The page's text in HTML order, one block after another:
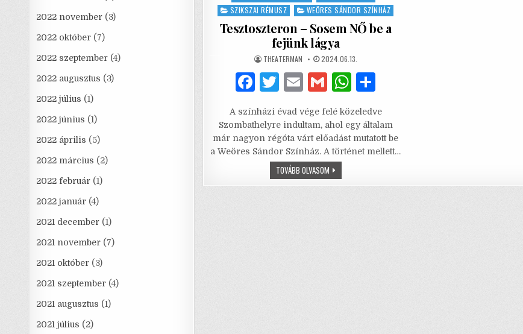
SZIKSZAI RÉMUSZ
WEÖRES SÁNDOR SZÍNHÁZ
Tesztoszteron – Sosem NŐ be a
fejünk lágya
AUTHOR:
THEATERMAN PUBLISHED
DATE:
2024.06.13.
F
c
e
b
o
T
it
te
r
E
ai
l
G
ai
l
W
at
s
A
ar
e
A színházi évad vége felé közeledve
Szombathelyre indultam, ahol egy általam
már nagyon régóta várt előadást mutatott be
a Weöres Sándor Színház. A történet mellett…
TOVÁBB OLVASOMTESZTOSZTERON
–
SOSEM
2022 november (3)
2022 október (7)
2022 szeptember (4)
2022 augusztus (3)
2022 július (1)
2022 június (1)
2022 április (5)
2022 március (2)
2022 február (1)
2022 január (4)
2021 december (1)
2021 november (7)
2021 október (3)
2021 szeptember (4)
2021 augusztus (1)
2021 július (2)